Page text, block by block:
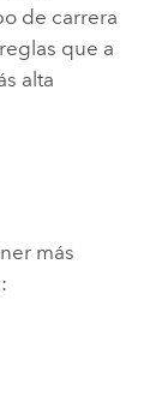
de carrera
que a
alta
más